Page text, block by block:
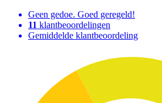
Geen gedoe. Goed geregeld!
11 klantbeoordelingen
Gemiddelde klantbeoordeling